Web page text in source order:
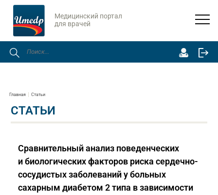
Медицинский портал
для врачей
Главная Статьи
СТАТЬИ
Сравнительный анализ поведенческих
и биологических факторов риска сердечно-
сосудистых заболеваний у больных
сахарным диабетом 2 типа в зависимости